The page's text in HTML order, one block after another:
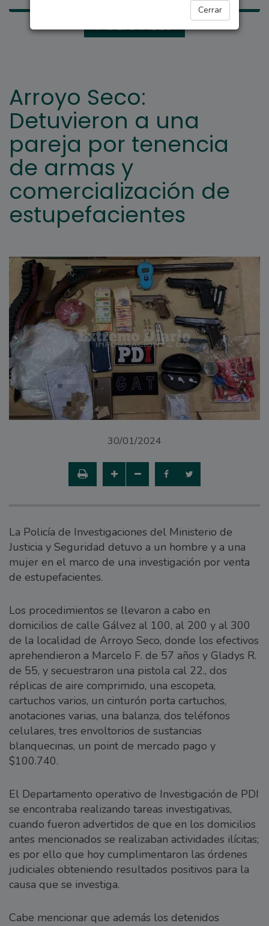
Cerrar
POLICIALES
Arroyo Seco:
Detuvieron a una
pareja por tenencia
de armas y
comercialización de
estupefacientes
30/01/2024
La Policía de Investigaciones del Ministerio de
Justicia y Seguridad detuvo a un hombre y a una
mujer en el marco de una investigación por venta
de estupefacientes.
Los procedimientos se llevaron a cabo en
domicilios de calle Gálvez al 100, al 200 y al 300
de la localidad de Arroyo Seco, donde los efectivos
aprehendieron a Marcelo F. de 57 años y Gladys R.
de 55, y secuestraron una pistola cal 22., dos
réplicas de aire comprimido, una escopeta,
cartuchos varios, un cinturón porta cartuchos,
anotaciones varias, una balanza, dos teléfonos
celulares, tres envoltorios de sustancias
blanquecinas, un point de mercado pago y
$100.740.
El Departamento operativo de Investigación de PDI
se encontraba realizando tareas investigativas,
cuando fueron advertidos de que en los domicilios
antes mencionados se realizaban actividades ilícitas;
es por ello que hoy cumplimentaron las órdenes
judiciales obteniendo resultados positivos para la
causa que se investiga.
Cabe mencionar que además los detenidos